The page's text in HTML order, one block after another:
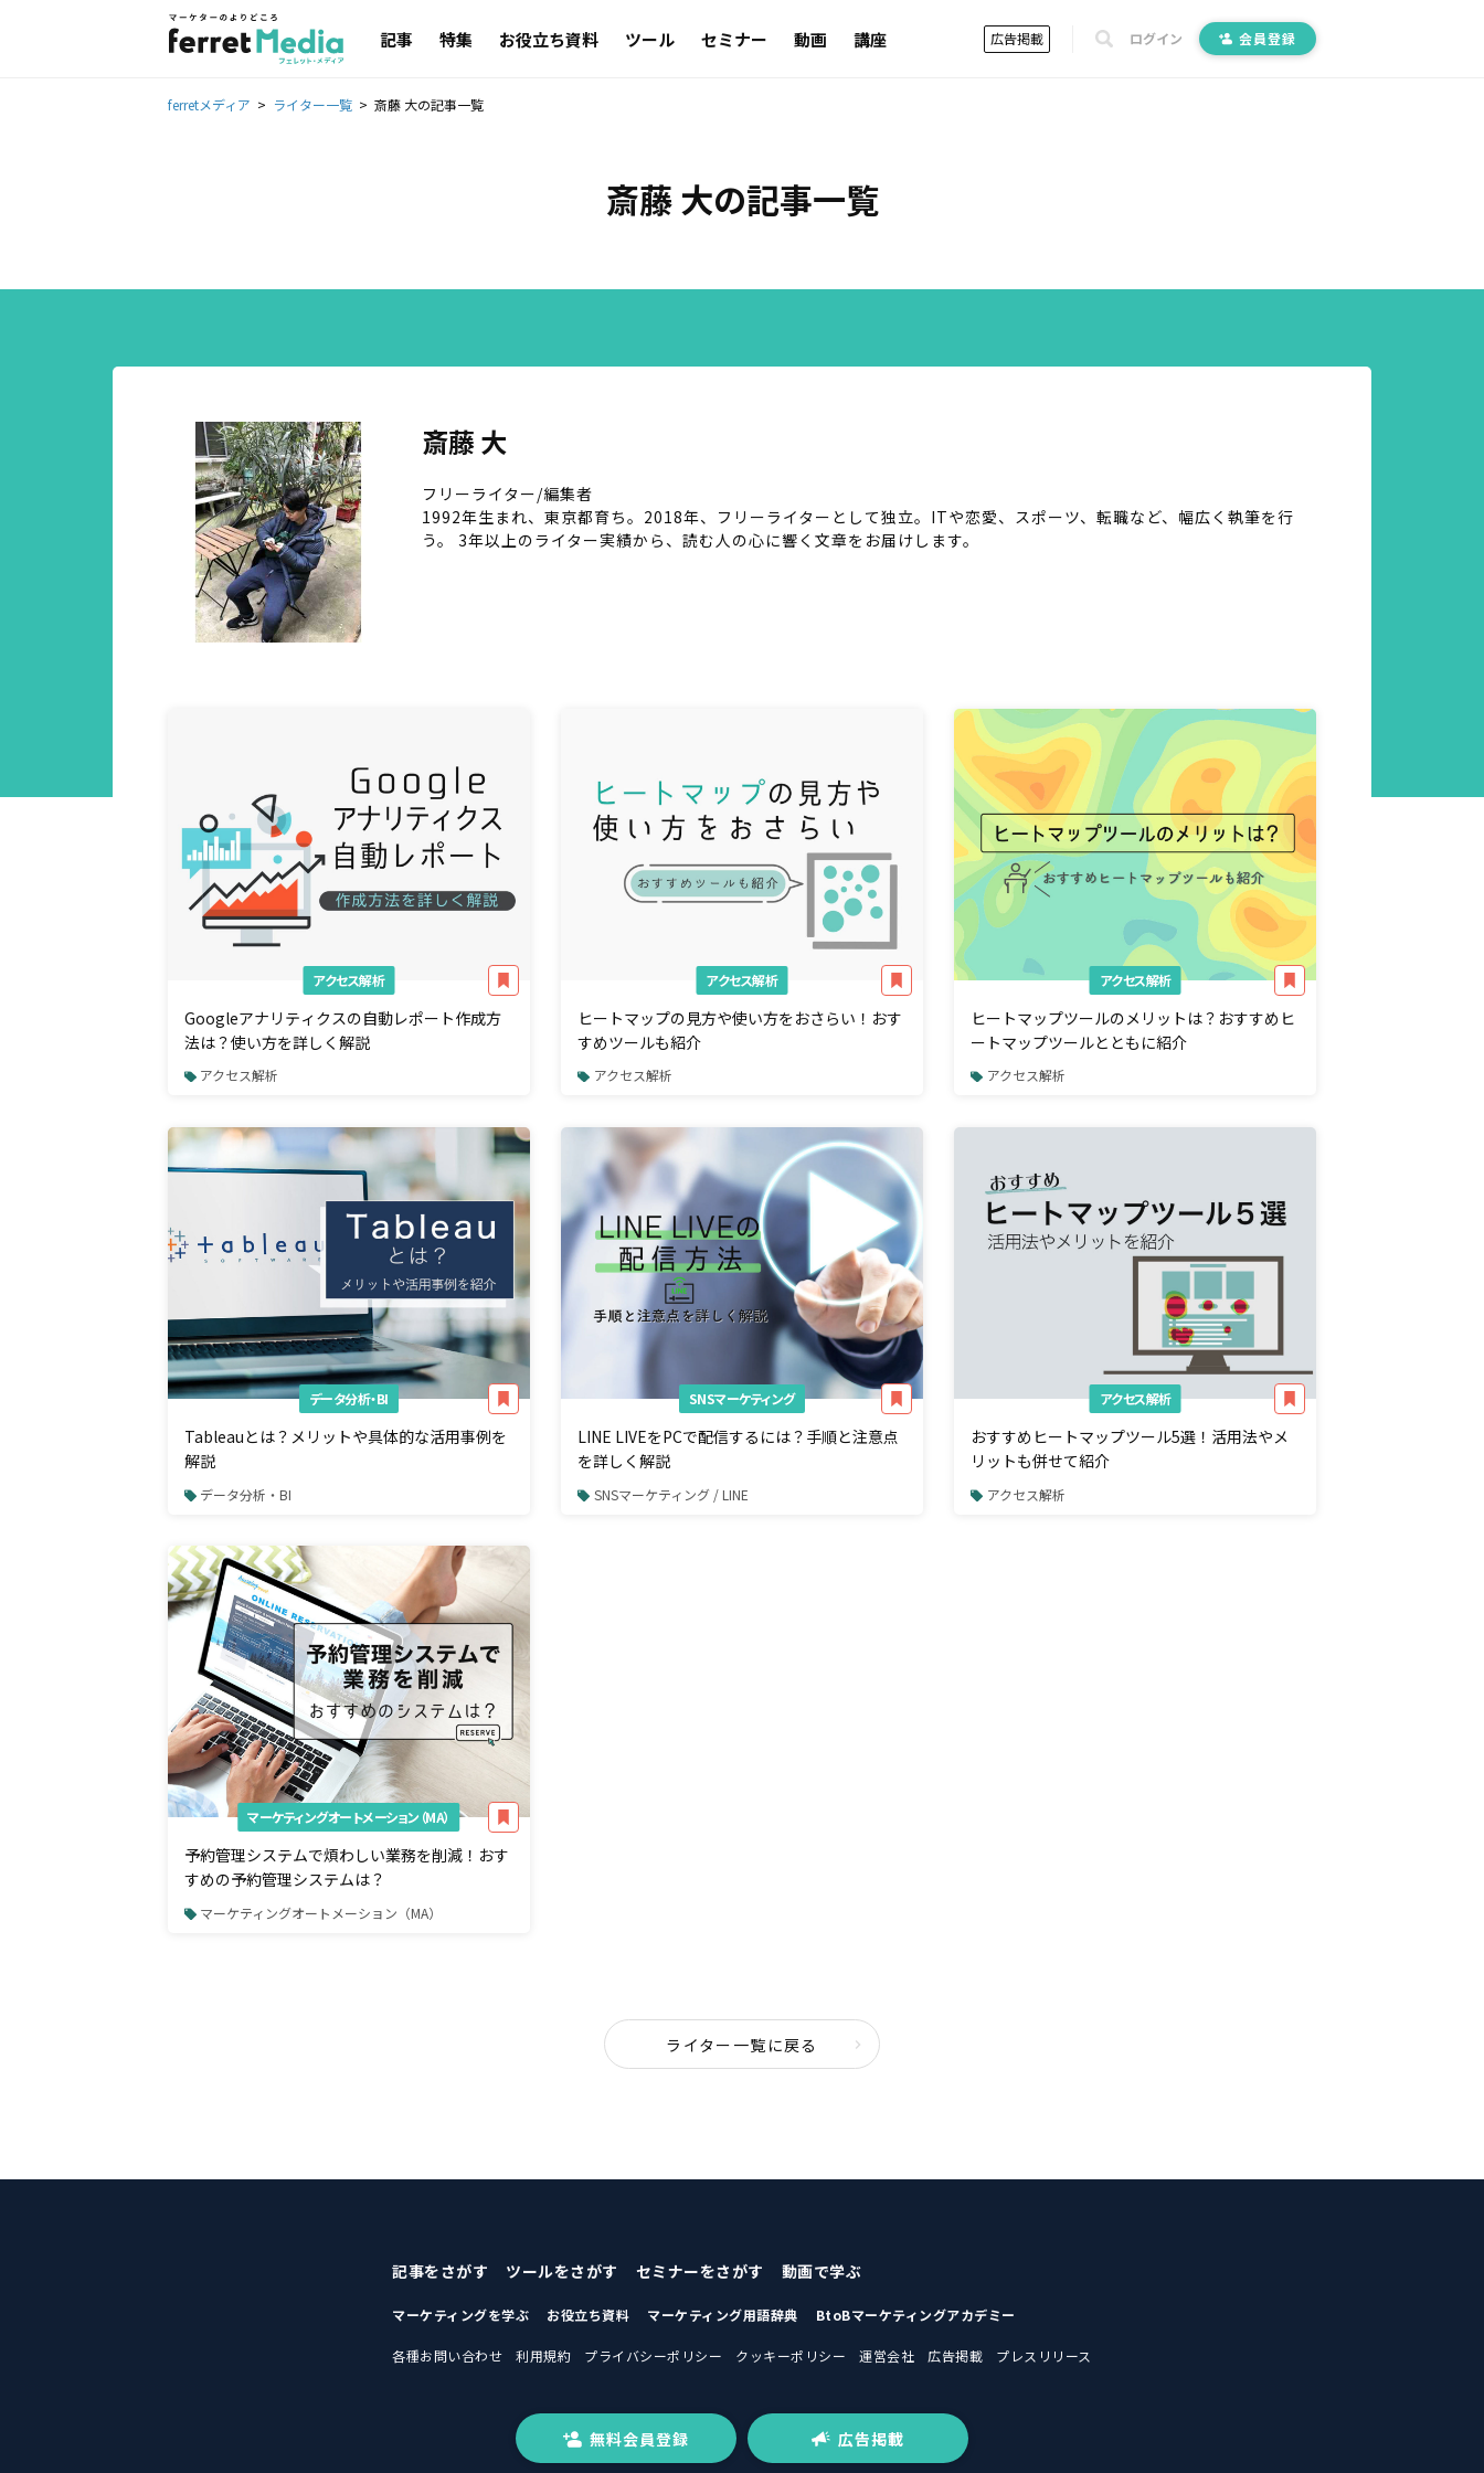
記事 特集 お役立ち資料 ツール セミナー 動画 講座 広告掲載 ログイン 会員登録
ferretメディア ライター一覧 斎藤 大の記事一覧
斎藤 大の記事一覧
斎藤 大
フリーライター/編集者
1992年生まれ、東京都育ち。2018年、フリーライターとして独立。ITや恋愛、スポーツ、転職など、幅広く執筆を行
う。 3年以上のライター実績から、読む人の心に響く文章をお届けします。
アクセス解析
Googleアナリティクスの自動レポート作成方
法は？使い方を詳しく解説
アクセス解析
アクセス解析
ヒートマップの見方や使い方をおさらい！おす
すめツールも紹介
アクセス解析
アクセス解析
ヒートマップツールのメリットは？おすすめヒ
ートマップツールとともに紹介
アクセス解析
データ分析・BI
Tableauとは？メリットや具体的な活用事例を
解説
データ分析・BI
SNSマーケティング
LINE LIVEをPCで配信するには？手順と注意点
を詳しく解説
SNSマーケティング / LINE
アクセス解析
おすすめヒートマップツール5選！活用法やメ
リットも併せて紹介
アクセス解析
マーケティングオートメーション（MA）
予約管理システムで煩わしい業務を削減！おす
すめの予約管理システムは？
マーケティングオートメーション（MA）
ライター一覧に戻る
記事をさがす ツールをさがす セミナーをさがす 動画で学ぶ
マーケティングを学ぶ お役立ち資料 マーケティング用語辞典 BtoBマーケティングアカデミー
各種お問い合わせ 利用規約 プライバシーポリシー クッキーポリシー 運営会社 広告掲載 プレスリリース
無料会員登録 広告掲載